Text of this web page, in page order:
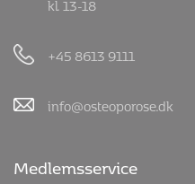
+45 8613 9111
info@osteoporose.dk
Medlemsservice